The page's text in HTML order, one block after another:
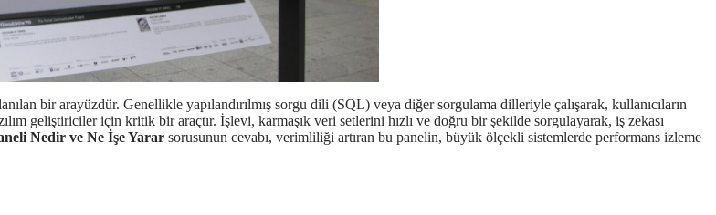
bir arayüzdür. Genellikle yapılandırılmış sorgu dili (SQL) veya diğer sorgulama dilleriyle çalışarak, kullanıcıların
geliştiriciler için kritik bir araçtır. İşlevi, karmaşık veri setlerini hızlı ve doğru bir şekilde sorgulayarak, iş zekası
Nedir ve Ne İşe Yarar sorusunun cevabı, verimliliği artıran bu panelin, büyük ölçekli sistemlerde performans izleme